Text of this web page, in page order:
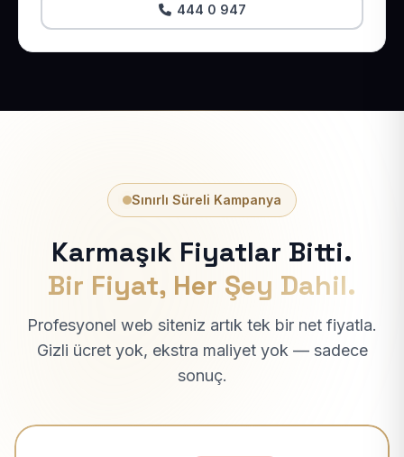
444 0 947
Sınırlı Süreli Kampanya
Karmaşık Fiyatlar Bitti.
Bir Fiyat, Her Şey Dahil.
Profesyonel web siteniz artık tek bir net fiyatla.
Gizli ücret yok, ekstra maliyet yok — sadece
sonuç.